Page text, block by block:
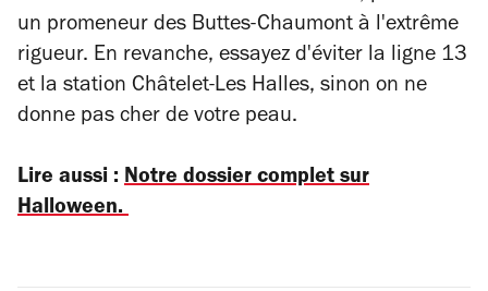
un promeneur des Buttes-Chaumont à l'extrême
rigueur. En revanche, essayez d'éviter la ligne 13
et la station Châtelet-Les Halles, sinon on ne
donne pas cher de votre peau.
Lire aussi : Notre dossier complet sur
Halloween.